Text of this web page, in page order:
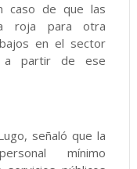
caso de que las
roja para otra
en el sector
a partir de ese
señaló que la
mínimo